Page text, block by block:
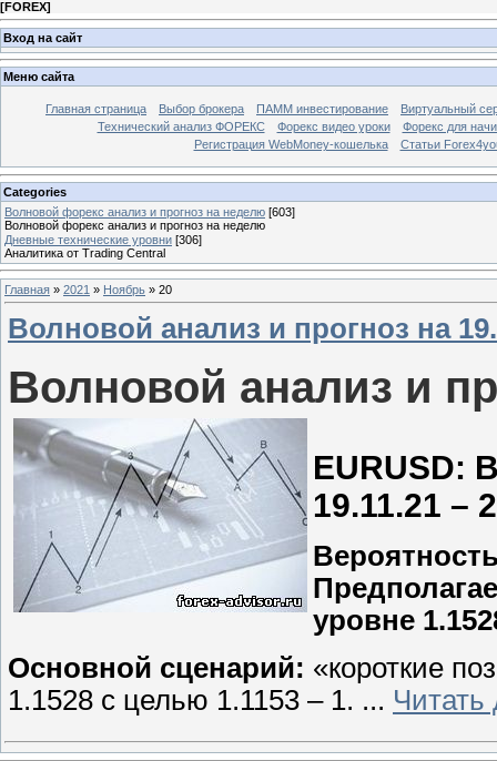
[FOREX]
Вход на сайт
Меню сайта
Главная страница Выбор брокера ПАММ инвестирование
Виртуальный
Технический анализ ФОРЕКС
Форекс видео уроки
Форекс для
Регистрация WebMoney-кошелька
Статьи
Categories
Волновой форекс анализ и прогноз на неделю [603]
Волновой форекс анализ и прогноз на неделю
Дневные технические уровни [306]
Аналитика от Trading Central
Главная » 2021 » Ноябрь » 20
Волновой анализ и прогноз на
Волновой анализ и
EURUSD:
19.11.21 –
уровне
Основной сценарий: «короткие
1.1528 с целью 1.1153 – 1. ...